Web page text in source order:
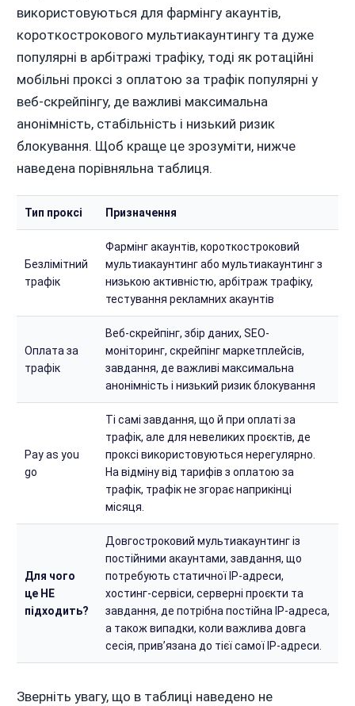
використовуються для фармінгу акаунтів,
короткострокового мультиакаунтингу та дуже
популярні в арбітражі трафіку, тоді як ротаційні
мобільні проксі з оплатою за трафік популярні у
веб-скрейпінгу, де важливі максимальна
анонімність, стабільність і низький ризик
блокування. Щоб краще це зрозуміти, нижче
наведена порівняльна таблиця.
Тип проксі Призначення
Безлімітний
трафік
Фармінг акаунтів, короткостроковий
мультиакаунтинг або мультиакаунтинг з
низькою активністю, арбітраж трафіку,
тестування рекламних акаунтів
Оплата за
трафік
Веб-скрейпінг, збір даних, SEO-
моніторинг, скрейпінг маркетплейсів,
завдання, де важливі максимальна
анонімність і низький ризик блокування
Pay as you
go
Ті самі завдання, що й при оплаті за
трафік, але для невеликих проєктів, де
проксі використовуються нерегулярно.
На відміну від тарифів з оплатою за
трафік, трафік не згорає наприкінці
місяця.
Для чого
це НЕ
підходить?
Довгостроковий мультиакаунтинг із
постійними акаунтами, завдання, що
потребують статичної IP-адреси,
хостинг-сервіси, серверні проєкти та
завдання, де потрібна постійна IP-адреса,
а також випадки, коли важлива довга
сесія, прив’язана до тієї самої IP-адреси.
Зверніть увагу, що в таблиці наведено не